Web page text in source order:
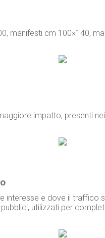
manifesti cm 100×140,
impatto, presenti
interesse e dove il traffico
utilizzati per